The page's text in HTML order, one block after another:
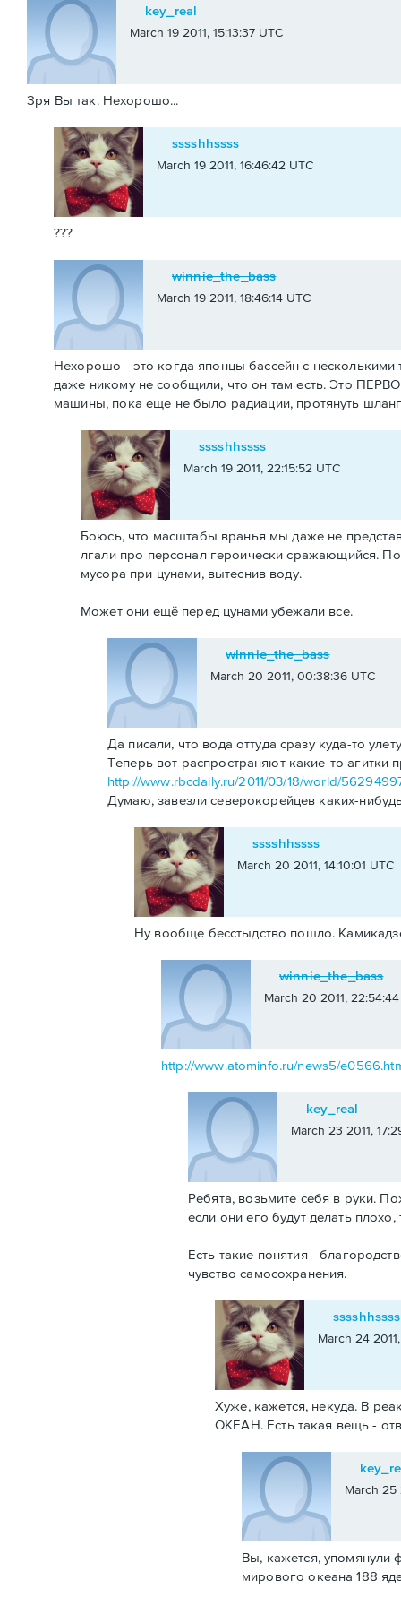
key_real
March 19 2011, 15:13:37 UTC
Зря Вы так. Нехорошо...
sssshhssss
March 19 2011, 16:46:42 UTC
???
winnie_the_bass
March 19 2011, 18:46:14 UTC
Нехорошо - это когда японцы бассейн с
даже никому не сообщили, что он там есть. Это
машины, пока еще не было радиации, протянуть
sssshhssss
March 19 2011, 22:15:52 UTC
Боюсь, что масштабы вранья мы даже не
лгали про персонал героически сражающийся.
мусора при цунами, вытеснив воду.
Может они ещё перед цунами убежали все.
winnie_the_bass
March 20 2011, 00:38:36 UTC
Да писали, что вода оттуда сразу куда-то
Теперь вот распространяют какие-то агитки
http://www.rbcdaily.ru/2011/03/18/world/
Думаю, завезли северокорейцев каких-
sssshhssss
March 20 2011, 14:10:01 UTC
Ну вообще бесстыдство пошло.
winnie_the_bass
March 20 2011,
http://www.atominfo.ru/news5/
key_real
March 23 2011,
Ребята, возьмите себя в руки.
если они его будут делать
Есть такие понятия -
чувство самосохранения.
sssshhssss
March 24
Хуже, кажется, некуда. В
ОКЕАН. Есть такая вещь -
March 25
Вы, кажется, упомянули
мирового океана 188